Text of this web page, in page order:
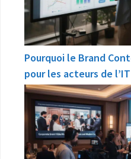
Pourquoi le Brand
pour les acteurs de